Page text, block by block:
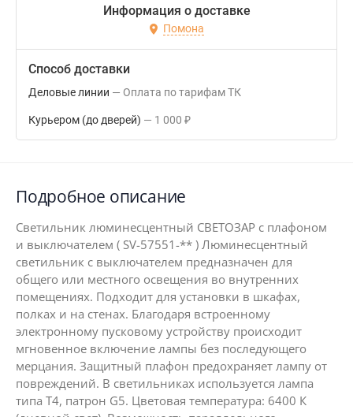
Информация о доставке
Помона
Способ доставки
Деловые линии Оплата по тарифам ТК
Курьером (до дверей) 1 000 ₽
Подробное описание
Светильник люминесцентный СВЕТОЗАР с плафоном
и выключателем ( SV-57551-** ) Люминесцентный
светильник с выключателем предназначен для
общего или местного освещения во внутренних
помещениях. Подходит для установки в шкафах,
полках и на стенах. Благодаря встроенному
электронному пусковому устройству происходит
мгновенное включение лампы без последующего
мерцания. Защитный плафон предохраняет лампу от
повреждений. В светильниках используется лампа
типа Т4, патрон G5. Цветовая температура: 6400 К